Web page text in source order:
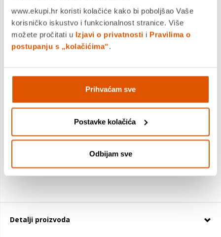
www.ekupi.hr koristi kolačiće kako bi poboljšao Vaše
korisničko iskustvo i funkcionalnost stranice. Više
možete pročitati u Izjavi o privatnosti i Pravilima o
postupanju s „kolačićima“.
Prihvaćam sve
Postavke kolačića
Odbijam sve
Hot Focus kozmetički set u torbici, Mačka
18,99 €
Detalji proizvoda